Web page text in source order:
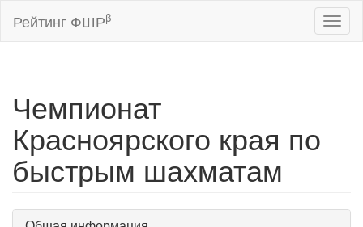
Рейтинг ФШРβ
Чемпионат
Красноярского края по
быстрым шахматам